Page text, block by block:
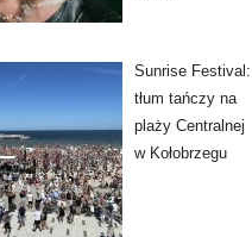
Sunrise Festival:
tłum tańczy na
plaży Centralnej
w Kołobrzegu